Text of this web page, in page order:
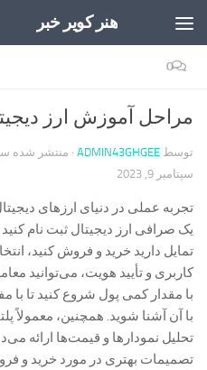
هنر کویر خبر
0
مراحل آموزش ارز
توسط ADMIN43GHGEE · منتشر شده
سپتامبر 9, 2023
تجربه عملی در دنیای ارزهای
یک صرافی ارز دیجیتال ثبت نام
تمایل دارید خرید و فروش کنید،
کاربری و تأیید هویت، می‌توانید
با مقدار کمی پول شروع کنید تا با
با آن آشنا شوید. همچنین، معمولاً
تحلیل نمودارها و قیمت‌ها ارائه
تصمیمات بهتری در مورد خرید و